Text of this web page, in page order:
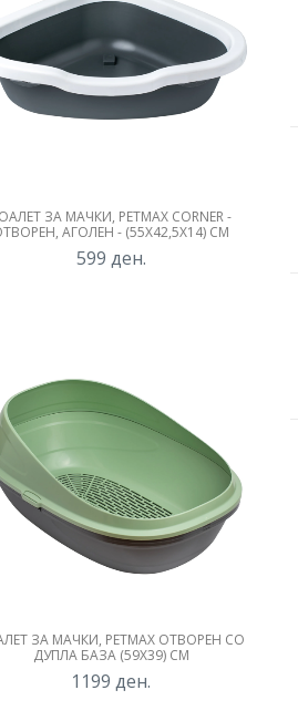
ЗА МАЧКИ, PETMAX CORNER -
АГОЛЕН - (55X42,5X14) CM
599 ден.
ЗА МАЧКИ, PETMAX ОТВОРЕН СО
ДУПЛА БАЗА (59X39) СМ
1199 ден.